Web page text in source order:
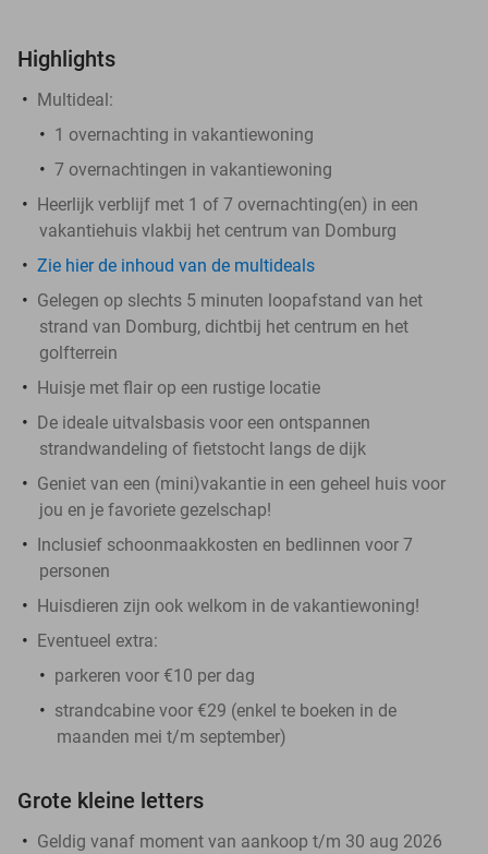
Highlights
Multideal:
1 overnachting in vakantiewoning
7 overnachtingen in vakantiewoning
Heerlijk verblijf met 1 of 7 overnachting(en) in een
vakantiehuis vlakbij het centrum van Domburg
Zie hier de inhoud van de multideals
Gelegen op slechts 5 minuten loopafstand van het
strand van Domburg, dichtbij het centrum en het
golfterrein
Huisje met flair op een rustige locatie
De ideale uitvalsbasis voor een ontspannen
strandwandeling of fietstocht langs de dijk
Geniet van een (mini)vakantie in een geheel huis voor
jou en je favoriete gezelschap!
Inclusief schoonmaakkosten en bedlinnen voor 7
personen
Huisdieren zijn ook welkom in de vakantiewoning!
Eventueel extra:
parkeren voor €10 per dag
strandcabine voor €29 (enkel te boeken in de
maanden mei t/m september)
Grote kleine letters
Geldig vanaf moment van aankoop t/m 30 aug 2026